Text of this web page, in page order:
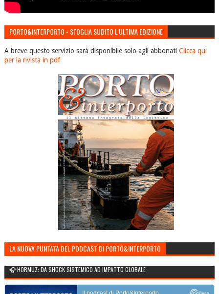
PORTO&INTERPORTO - SFOGLIA SUBITO L'ULTIMA EDIZIONE
A breve questo servizio sarà disponibile solo agli abbonati Clicca qui
per la rivista in pdf
LA NUOVA PUNTATA DEL PODCAST DI PORTO&INTERPORTO
🎧 HORMUZ: DA SHOCK SISTEMICO AD IMPATTO GLOBALE